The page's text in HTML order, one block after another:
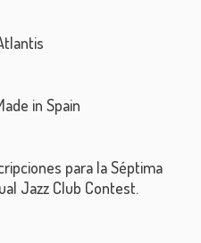
in Spain
para la Séptima
Jazz Club Contest.